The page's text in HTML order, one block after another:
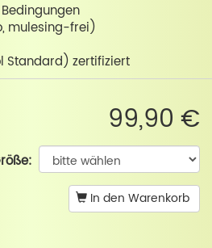
mulesing-frei)
Standard) zertifiziert
99,90 €
In den Warenkorb